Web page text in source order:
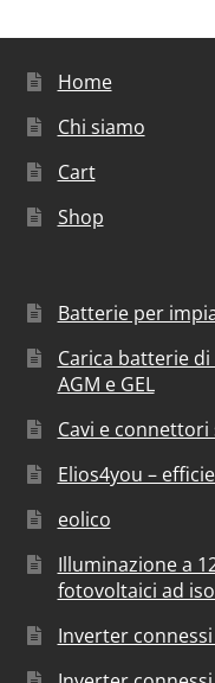
Home
Chi siamo
Cart
Shop
Batterie per
Carica batterie
AGM e GEL
Cavi e
Elios4you –
eolico
Illuminazione a
fotovoltaici ad
Inverter